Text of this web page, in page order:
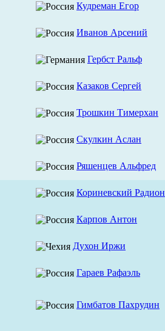
Кудреман Егор
Иванов Арсений
Гербст Ральф
Казаков Сергей
Трошкин Тимерхан
Скулкин Аслан
Ряшенцев Альфред
Кориневский Радион
Карпов Антон
Духон Иржи
Гараев Рафаэль
Гимбатов Пахрудин